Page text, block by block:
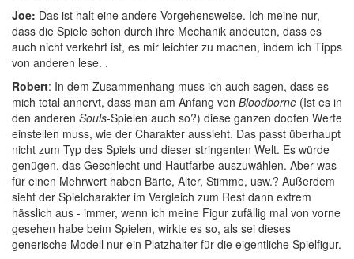
Joe: Das ist halt eine andere Vorgehensweise. Ich meine nur,
dass die Spiele schon durch ihre Mechanik andeuten, dass es
auch nicht verkehrt ist, es mir leichter zu machen, indem ich Tipps
von anderen lese. .
Robert: In dem Zusammenhang muss ich auch sagen, dass es
mich total annervt, dass man am Anfang von Bloodborne (Ist es in
den anderen Souls-Spielen auch so?) diese ganzen doofen Werte
einstellen muss, wie der Charakter aussieht. Das passt überhaupt
nicht zum Typ des Spiels und dieser stringenten Welt. Es würde
genügen, das Geschlecht und Hautfarbe auszuwählen. Aber was
für einen Mehrwert haben Bärte, Alter, Stimme, usw.? Außerdem
sieht der Spielcharakter im Vergleich zum Rest dann extrem
hässlich aus - immer, wenn ich meine Figur zufällig mal von vorne
gesehen habe beim Spielen, wirkte es so, als sei dieses
generische Modell nur ein Platzhalter für die eigentliche Spielfigur.